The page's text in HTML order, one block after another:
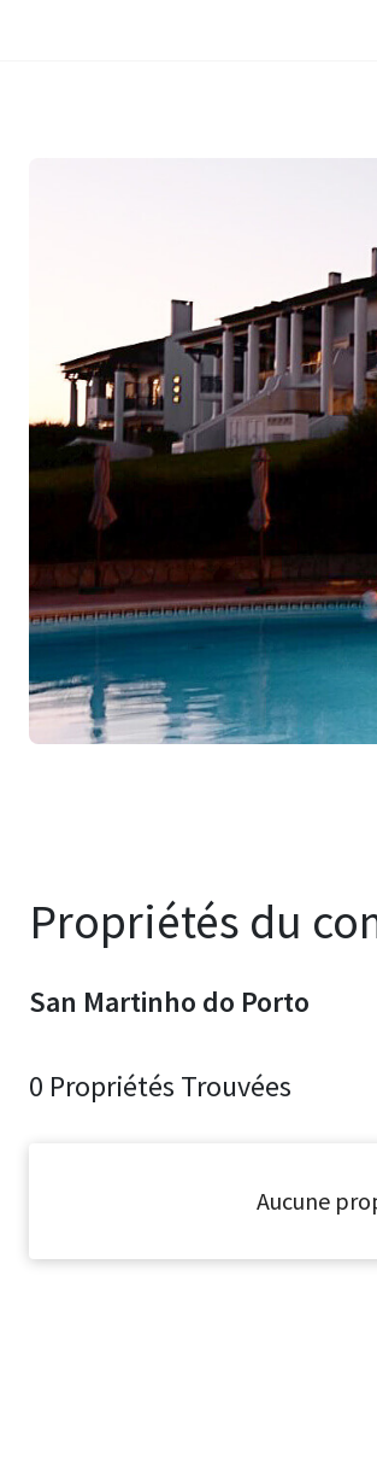
Propriétés du
San Martinho do Porto
0 Propriétés Trouvées
Aucune